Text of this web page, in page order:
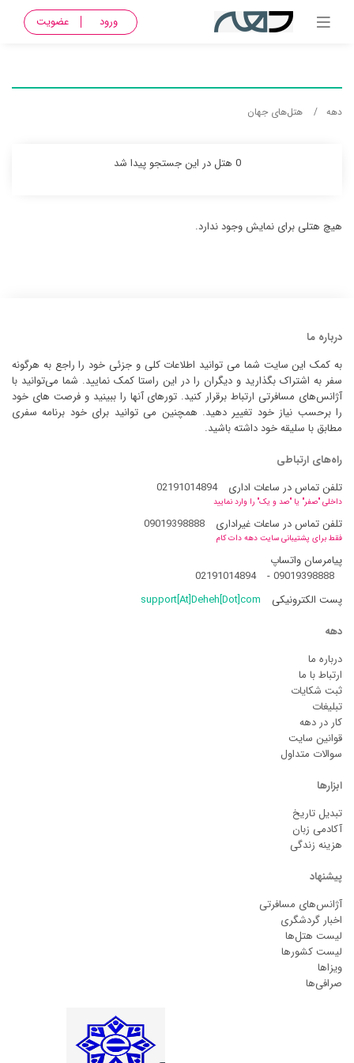
ورود عضویت
دهه هتل‌های جهان
0 هتل در این جستجو پیدا شد
هیچ هتلی برای نمایش وجود ندارد.
درباره ما
به کمک این سایت شما می توانید اطلاعات کلی و جزئی خود را راجع به هرگونه
سفر به اشتراک بگذارید و دیگران را در این راستا کمک نمایید. شما می‌توانید با
آژانس‌های مسافرتی ارتباط برقرار کنید. تورهای آنها را ببینید و فرصت های خود
را برحسب نیاز خود تغییر دهید. همچنین می توانید برای خود برنامه سفری
مطابق با سلیقه خود داشته باشید.
راه‌های ارتباطی
تلفن تماس در ساعات اداری
02191014894
داخلی "صفر" یا "صد و یک" را وارد نمایید
تلفن تماس در ساعات غیراداری 09019398888
فقط برای پشتیبانی سایت دهه دات کام
پیامرسان واتساپ
09019398888
-
02191014894
پست الکترونیکی
support[At]Deheh[Dot]com
دهه
درباره ما
ارتباط با ما
ثبت شکایات
تبلیغات
کار در دهه
قوانین سایت
سوالات متداول
ابزارها
تبدیل تاریخ
آکادمی زبان
هزینه زندگی
پیشنهاد
آژانس‌های مسافرتی
اخبار گردشگری
لیست هتل‌ها
لیست کشورها
ویزاها
صرافی‌ها